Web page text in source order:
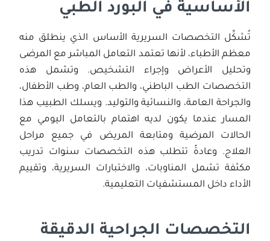
الأساسية في البورد الطبي
تُشكِّل التخصصات السريرية الأساس الذي ينطلق منه
معظم الأطباء، لأنها تعتمد التعامل المباشر مع المرضى
وتحليل الأعراض وإجراء التشخيص. وتشمل هذه
التخصصات الطب الباطني، والطب العام، وطب الأطفال،
والجراحة العامة، والنسائية والتوليد. ويسلك الطبيب هذا
المسار عندما يكون لديه اهتمام بالتعامل اليومي مع
الحالات المرضية ومتابعة المريض في جميع مراحل
العلاج. وعادةً تتطلب هذه التخصصات سنوات تدريب
مكثفة تشمل المناوبات، والاختبارات السريرية، وتقييم
الأداء داخل المستشفيات التعليمية.
التخصصات الجراحية الدقيقة